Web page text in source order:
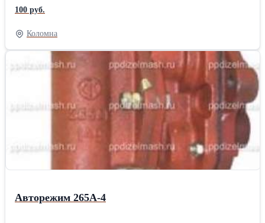
6ТС.295.003-02 110 В Номинальное давление сжатого воздуха
0,675 МПа Площадь прохода воздуха впускного 20 мм. кв.
выпускного 9 мм. кв. Потребляемая мощность (не более) 15 Вт
ООО «ПП Дизельмаш» работает на рынке железнодорожной
продукции. Основное направление фирмы – комплексная
поставка железнодорожного оборудования, а также капитальный
ремонт маневровых тепловозов серии ТГМ, ТЭМ. ООО «ПП
Дизельмаш» имеет возможность проводить ремонт тепловозов и
дизелей в заводских условиях, а также силами выездной
бригады по месту приписки тепловоза.
100 руб.
Коломна
Авторежим 265А-4